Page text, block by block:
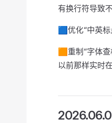
有换行符导致
🟦优化“中英
🟧重制“字体
以前那样实时